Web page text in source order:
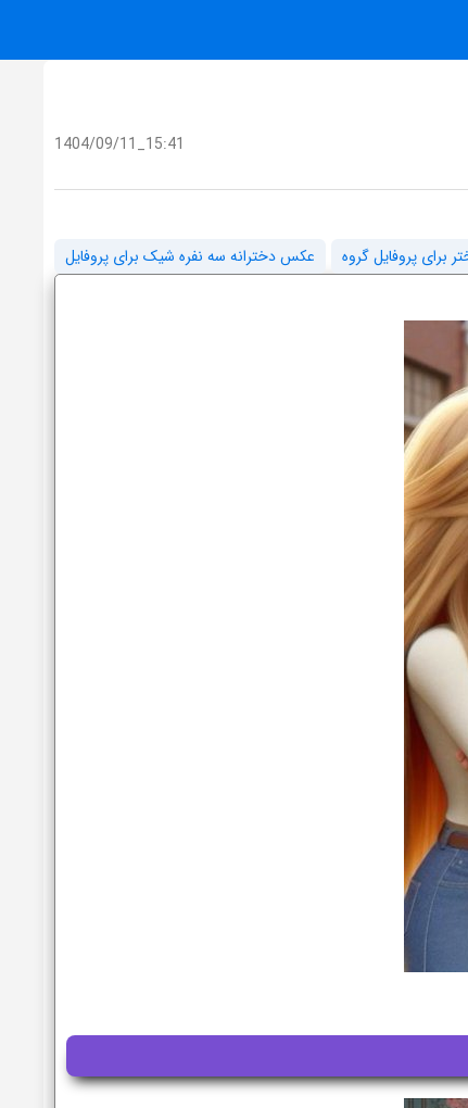
1404/09/11_15:41
پروفایل گروه عکس دخترانه سه نفره شیک برای پروفایل